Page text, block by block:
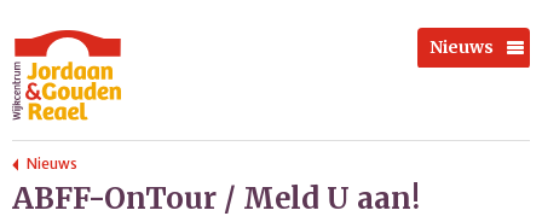
Nieuws
Nieuws
ABFF-OnTour / Meld U aan!